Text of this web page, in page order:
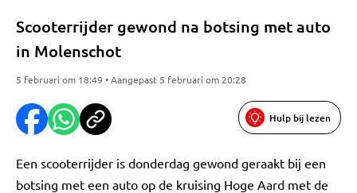
Scooterrijder gewond na botsing met auto
in Molenschot
5 februari om 18:49 • Aangepast 5 februari om 20:28
Hulp bij lezen
Een scooterrijder is donderdag gewond geraakt bij een
botsing met een auto op de kruising Hoge Aard met de